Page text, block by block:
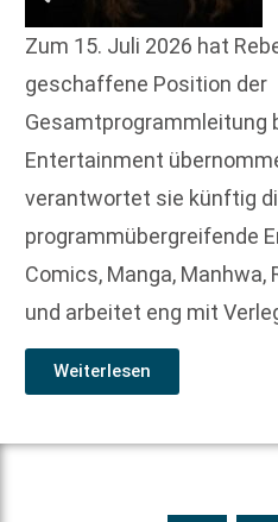
Zum 15. Juli 2026 hat
geschaffene Position der
Gesamtprogrammleitung
Entertainment
verantwortet sie künftig
programmübergreifende
Comics, Manga, Manhwa,
und arbeitet eng mit
Weiterlesen